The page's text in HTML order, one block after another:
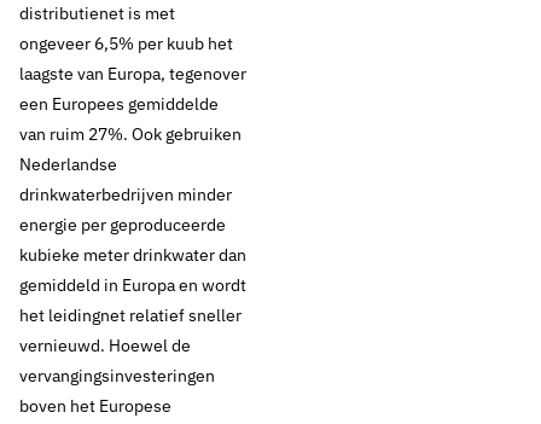
distributienet is met
ongeveer 6,5% per kuub het
laagste van Europa, tegenover
een Europees gemiddelde
van ruim 27%. Ook gebruiken
Nederlandse
drinkwaterbedrijven minder
energie per geproduceerde
kubieke meter drinkwater dan
gemiddeld in Europa en wordt
het leidingnet relatief sneller
vernieuwd. Hoewel de
vervangingsinvesteringen
boven het Europese